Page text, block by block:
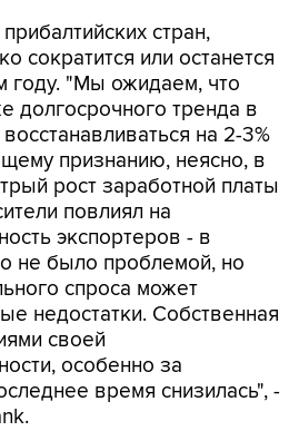
стран,
сократится или останется
году. "Мы ожидаем, что
долгосрочного тренда в
на 2-3%
признанию, неясно, в
рост заработной платы
повлиял на
экспортеров - в
не было проблемой, но
спроса может
недостатки. Собственная
своей
особенно за
время снизилась", -